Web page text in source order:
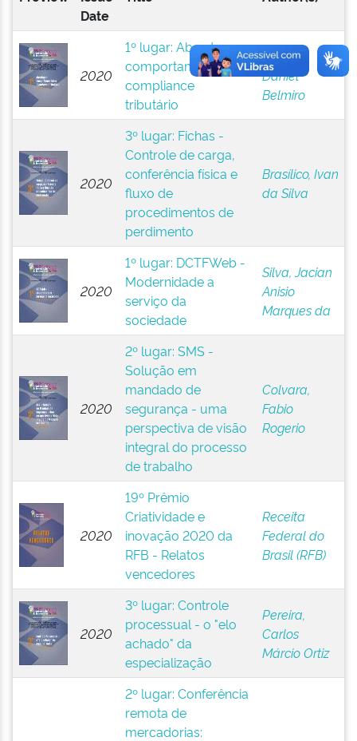
Date
2020
1º lugar: Abordagem
comportamental no
compliance
tributário
Fontes,
Daniel
Belmiro
2020
3º lugar: Fichas -
Controle de carga,
conferência física e
fluxo de
procedimentos de
perdimento
Brasílico, Ivan
da Silva
2020
1º lugar: DCTFWeb -
Modernidade a
serviço da
sociedade
Silva, Jacian
Anisio
Marques da
2020
2º lugar: SMS -
Solução em
mandado de
segurança - uma
perspectiva de visão
integral do processo
de trabalho
Colvara,
Fabio
Rogerio
2020
19º Prêmio
Criatividade e
inovação 2020 da
RFB - Relatos
vencedores
Receita
Federal do
Brasil (RFB)
2020
3º lugar: Controle
processual - o "elo
achado" da
especialização
Pereira,
Carlos
Márcio Ortiz
2º lugar: Conferência
remota de
mercadorias: